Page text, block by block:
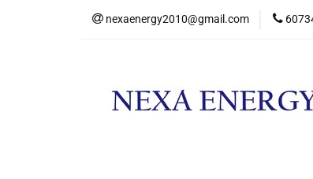
nexaenergy2010@gmail.com